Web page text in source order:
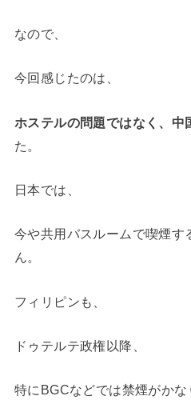
なので、
今回感じたのは、
ホステルの問題ではなく、中
た。
日本では、
今や共用バスルームで喫煙す
ん。
フィリピンも、
ドゥテルテ政権以降、
特にBGCなどでは禁煙がかな